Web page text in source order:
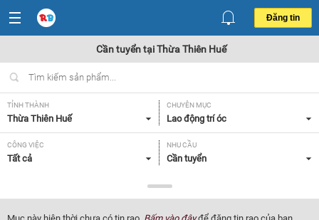
Đăng tin
Cần tuyển tại Thừa Thiên Huế
TỈNH THÀNH
Thừa Thiên Huế
CHUYÊN MỤC
Lao động trí óc
CÔNG VIỆC
Tất cả
NHU CẦU
Cần tuyển
Tất cả